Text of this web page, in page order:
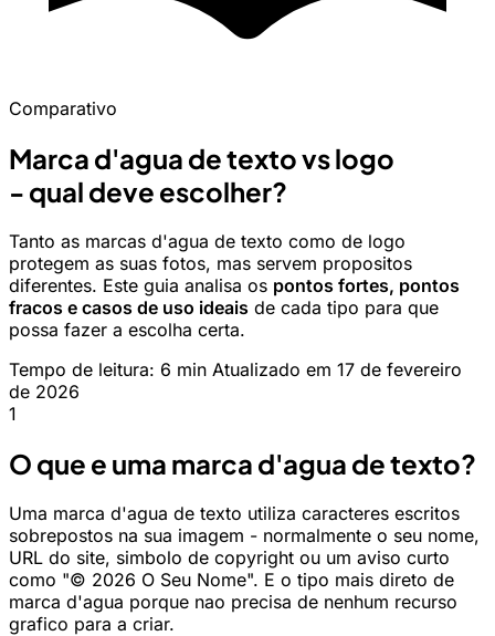
Comparativo
Marca d'agua de texto vs logo
- qual deve escolher?
Tanto as marcas d'agua de texto como de logo
protegem as suas fotos, mas servem propositos
diferentes. Este guia analisa os pontos fortes, pontos
fracos e casos de uso ideais de cada tipo para que
possa fazer a escolha certa.
Tempo de leitura: 6 min Atualizado em 17 de fevereiro
de 2026
1
O que e uma marca d'agua de texto?
Uma marca d'agua de texto utiliza caracteres escritos
sobrepostos na sua imagem - normalmente o seu nome,
URL do site, simbolo de copyright ou um aviso curto
como "© 2026 O Seu Nome". E o tipo mais direto de
marca d'agua porque nao precisa de nenhum recurso
grafico para a criar.